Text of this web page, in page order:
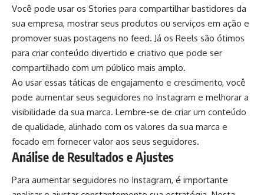
Você pode usar os Stories para compartilhar bastidores da
sua empresa, mostrar seus produtos ou serviços em ação e
promover suas postagens no feed. Já os Reels são ótimos
para criar conteúdo divertido e criativo que pode ser
compartilhado com um público mais amplo.
Ao usar essas táticas de engajamento e crescimento, você
pode aumentar seus seguidores no Instagram e melhorar a
visibilidade da sua marca. Lembre-se de criar um conteúdo
de qualidade, alinhado com os valores da sua marca e
focado em fornecer valor aos seus seguidores.
Análise de Resultados e Ajustes
Para aumentar seguidores no Instagram, é importante